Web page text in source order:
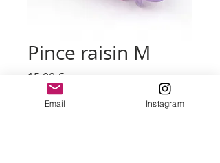
Pince raisin M
15,00 €Prix
Quantité
Email Instagram